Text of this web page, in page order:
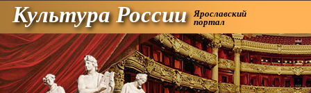
Культура России Ярославский
портал